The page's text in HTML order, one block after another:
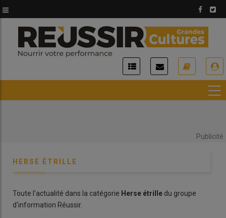
au
contenu
principal
Publicité
HERSE ÉTRILLE
Toute l'actualité dans la catégorie Herse étrille du groupe
d'information Réussir.